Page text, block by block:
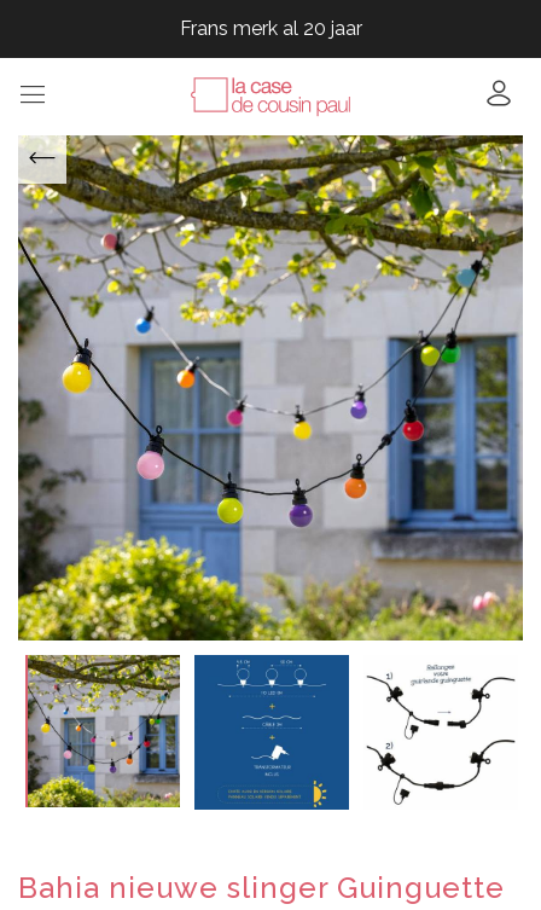
Frans merk al 20 jaar
Frans merk al 20 jaar
Frans merk al 20 jaar
Bahia nieuwe slinger Guinguette